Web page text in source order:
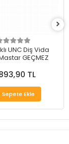
UNC Diş Vida
GEÇMEZ
TL
Sepete Ekle